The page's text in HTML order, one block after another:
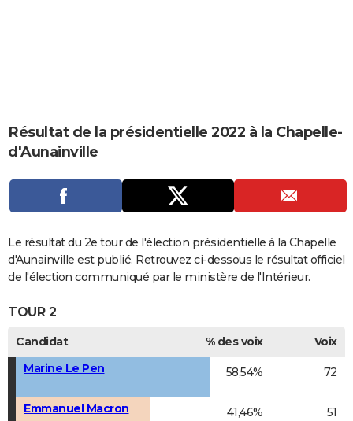
DICTIONNAIRE
PROGRAMME TV
COPAINS D'AVANT
S'inscrire
Se connecter
Lycées
Collèges
Primaires
Universités
Entreprises
Service militaire
Avis de recherche
AVIS DE DÉCÈS
FORUM
Résultat de la présidentielle 2022 à la Chapelle-
d'Aunainville
Le résultat du 2e tour de l'élection présidentielle à la Chapelle
d'Aunainville est publié. Retrouvez ci-dessous le résultat officiel
de l'élection communiqué par le ministère de l'Intérieur.
TOUR 2
Candidat % des voix
Voix
Marine Le Pen
58,54% 72
Emmanuel Macron 41,46% 51